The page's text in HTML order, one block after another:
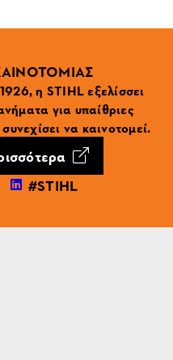
η STIHL εξελίσσει
για υπαίθριες
να καινοτομεί.
#STIHL